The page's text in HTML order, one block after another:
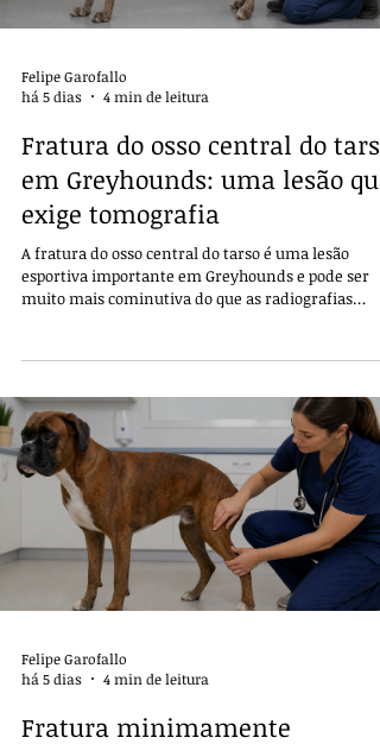
Felipe Garofallo
há 5 dias
4 min de leitura
Fratura do osso central do tarso
em Greyhounds: uma lesão que
exige tomografia
A fratura do osso central do tarso é uma lesão
esportiva importante em Greyhounds e pode ser
muito mais cominutiva do que as radiografias
tratamento e o prognóstico.
Felipe Garofallo
há 5 dias
4 min de leitura
Fratura minimamente